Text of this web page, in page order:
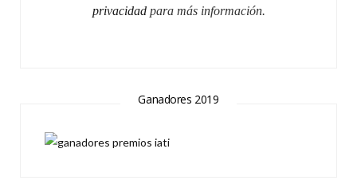
privacidadpara más información.
Ganadores 2019